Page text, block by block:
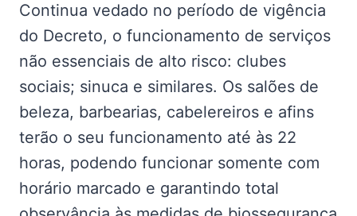
Continua vedado no período de vigência
do Decreto, o funcionamento de serviços
não essenciais de alto risco: clubes
sociais; sinuca e similares. Os salões de
beleza, barbearias, cabelereiros e afins
terão o seu funcionamento até às 22
horas, podendo funcionar somente com
horário marcado e garantindo total